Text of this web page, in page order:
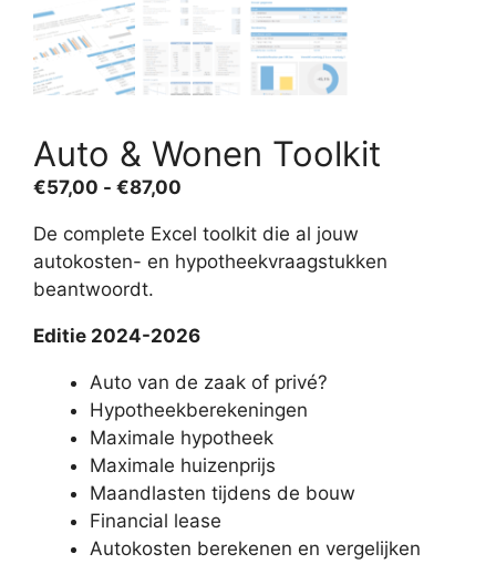
Auto & Wonen Toolkit
€57,00 - €87,00
tot
€87,00
De complete Excel toolkit die al jouw
autokosten- en hypotheekvraagstukken
beantwoordt.
Editie 2024-2026
Auto van de zaak of privé?
Hypotheekberekeningen
Maximale hypotheek
Maximale huizenprijs
Maandlasten tijdens de bouw
Financial lease
Autokosten berekenen en vergelijken